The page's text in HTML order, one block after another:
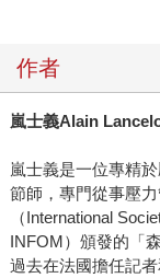
作者
嵐士義Alain
嵐士義是一位專精
節師，專門從事壓
（International
INFOM）頒發的「
過去在法國擔任記